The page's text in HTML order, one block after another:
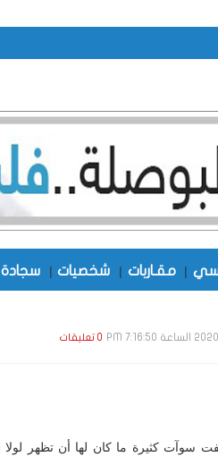
| مقـاربات | شخصيات | سجادة
0 تعليقات
سوآت كثيرة ما كان لها أن تظهر لولا